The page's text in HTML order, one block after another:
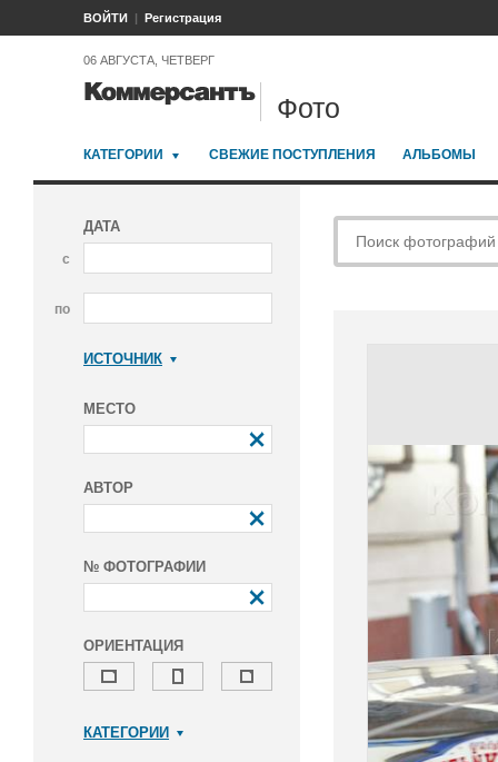
ВОЙТИ Регистрация
06 АВГУСТА, ЧЕТВЕРГ
Фото
КАТЕГОРИИ СВЕЖИЕ ПОСТУПЛЕНИЯ АЛЬБОМЫ
ДАТА
с
по
ИСТОЧНИК
МЕСТО
АВТОР
№ ФОТОГРАФИИ
ОРИЕНТАЦИЯ
КАТЕГОРИИ